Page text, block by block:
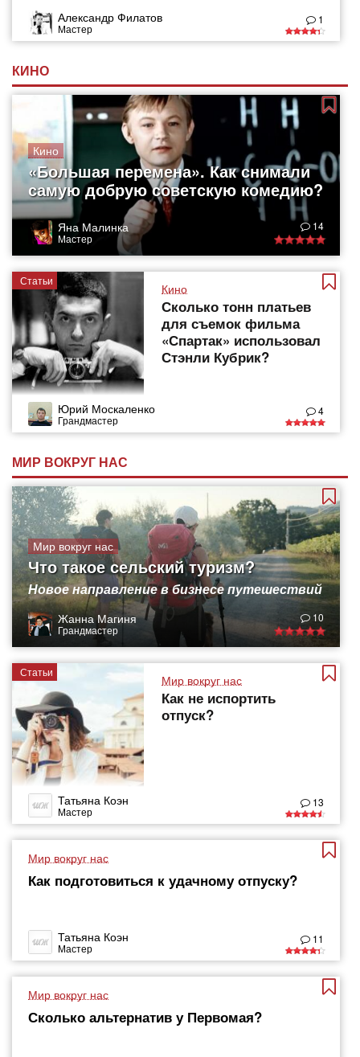
Александр Филатов
Мастер
1
КИНО
Кино
«Большая перемена». Как снимали
самую добрую советскую комедию?
Яна Малинка
Мастер
14
Статьи
Кино
Сколько тонн платьев
для съемок фильма
«Спартак» использовал
Стэнли Кубрик?
Юрий Москаленко
Грандмастер
4
МИР ВОКРУГ НАС
Мир вокруг нас
Что такое сельский туризм?
Новое направление в бизнесе путешествий
Жанна Магиня
Грандмастер
10
Статьи
Мир вокруг нас
Как не испортить
отпуск?
Татьяна Коэн
Мастер
13
Мир вокруг нас
Как подготовиться к удачному отпуску?
Татьяна Коэн
Мастер
11
Мир вокруг нас
Сколько альтернатив у Первомая?